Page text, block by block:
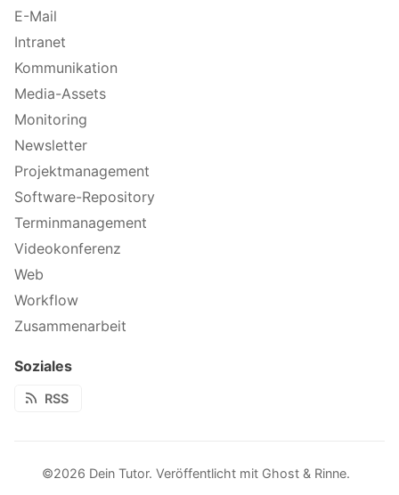
E-Mail
Intranet
Kommunikation
Media-Assets
Monitoring
Newsletter
Projektmanagement
Software-Repository
Terminmanagement
Videokonferenz
Web
Workflow
Zusammenarbeit
Soziales
RSS
©2026 Dein Tutor. Veröffentlicht mit Ghost & Rinne.